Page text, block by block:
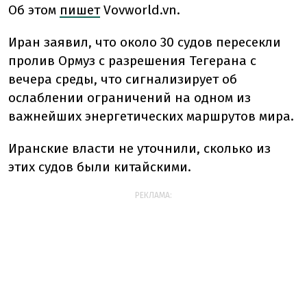
Об этом пишет Vovworld.vn.
Иран заявил, что около 30 судов пересекли
пролив Ормуз с разрешения Тегерана с
вечера среды, что сигнализирует об
ослаблении ограничений на одном из
важнейших энергетических маршрутов мира.
Иранские власти не уточнили, сколько из
этих судов были китайскими.
РЕКЛАМА: